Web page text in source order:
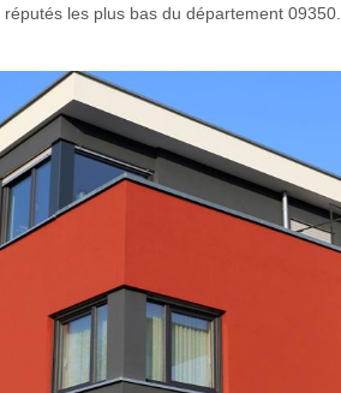
les plus bas du département